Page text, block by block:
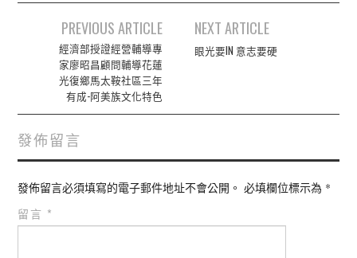
navigation
PREVIOUS ARTICLE
經濟部授證經營輔導專
家廖昭昌顧問輔導花蓮
光復鄉馬太鞍社區三年
有成-阿美族文化特色
NEXT ARTICLE
眼光要IN 意志要硬
發佈留言
發佈留言必須填寫的電子郵件地址不會公開。 必填欄位標示為 *
留言 *